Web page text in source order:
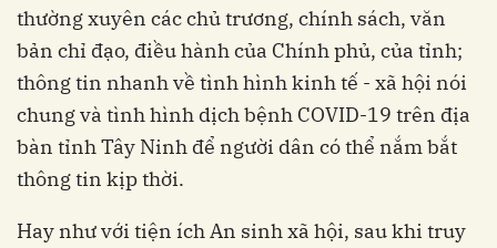
thường xuyên các chủ trương, chính sách, văn
bản chỉ đạo, điều hành của Chính phủ, của tỉnh;
thông tin nhanh về tình hình kinh tế - xã hội nói
chung và tình hình dịch bệnh COVID-19 trên địa
bàn tỉnh Tây Ninh để người dân có thể nắm bắt
thông tin kịp thời.
Hay như với tiện ích An sinh xã hội, sau khi truy